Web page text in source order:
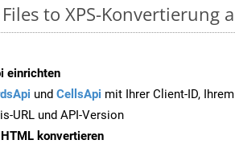
to XPS-Konvertierung
einrichten
und CellsApi mit Ihrer Client-ID,
URL und API-Version
konvertieren